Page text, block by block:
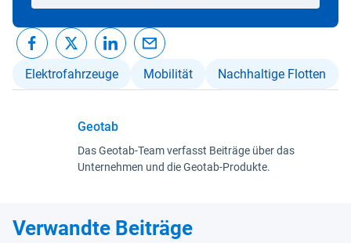
Elektrofahrzeuge Mobilität Nachhaltige Flotten
Geotab
Das Geotab-Team verfasst Beiträge über das
Unternehmen und die Geotab-Produkte.
Verwandte Beiträge